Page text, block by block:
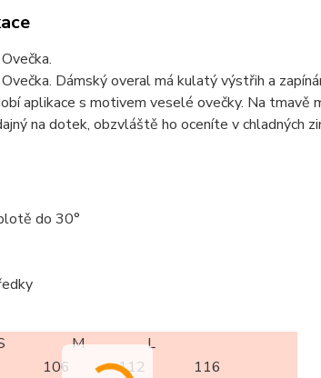
Dámský overal má kulatý výstřih a
aplikace s motivem veselé ovečky. Na tmavě
na dotek, obzvláště ho oceníte v chladných
do 30°
M
L
106 112
116